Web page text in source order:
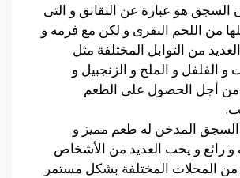
السجق هو عبارة عن النقانق و التى
من اللحم البقرى و لكن مع فرمه و
من التوابل المختلفة مثل
و الفلفل و الملح و الزنجبيل و
أجل الحصول على الطعم
السجق المدخن له طعم مميز و
رائع و يحب العديد من الأشخاص
المحلات المختلفة بشكل مستمر